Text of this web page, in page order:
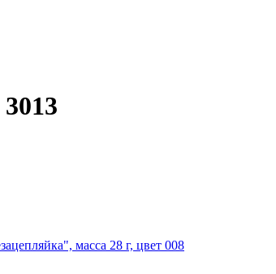
масса 28 г, цвет 008